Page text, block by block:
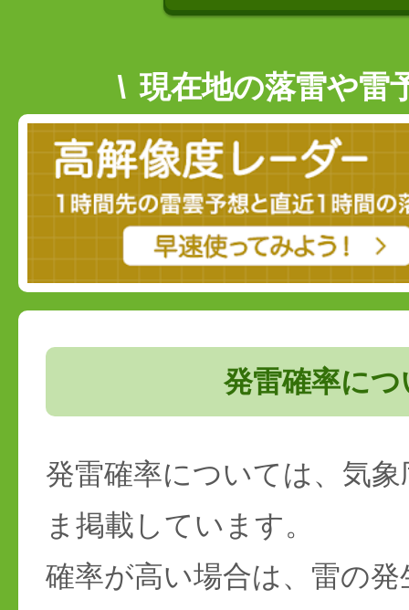
現在地の落雷や雷
発雷確率につ
発雷確率については、気
ま掲載しています。
確率が高い場合は、雷の